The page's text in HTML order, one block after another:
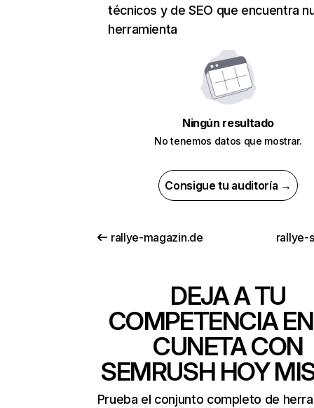
técnicos y de SEO que encuentra
herramienta
Ningún resultado
No tenemos datos que mostrar.
Consigue tu auditoría →
rallye-magazin.de rallye-
DEJA A TU
COMPETENCIA
CUNETA CON
SEMRUSH HOY
Prueba el conjunto completo de